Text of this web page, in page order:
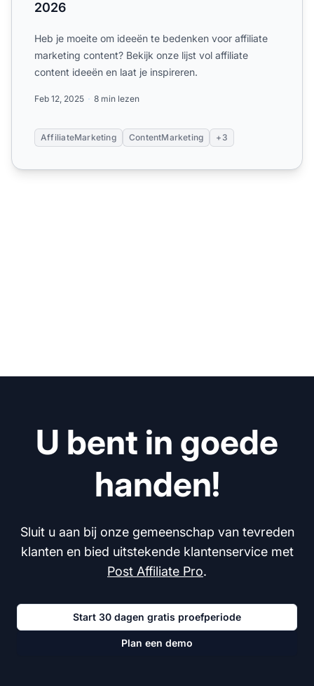
2026
Heb je moeite om ideeën te bedenken voor affiliate
marketing content? Bekijk onze lijst vol affiliate
content ideeën en laat je inspireren.
Feb 12, 2025 8 min lezen
AffiliateMarketing ContentMarketing +3
U bent in goede
handen!
Sluit u aan bij onze gemeenschap van tevreden
klanten en bied uitstekende klantenservice met
Post Affiliate Pro.
Start 30 dagen gratis proefperiode
Plan een demo